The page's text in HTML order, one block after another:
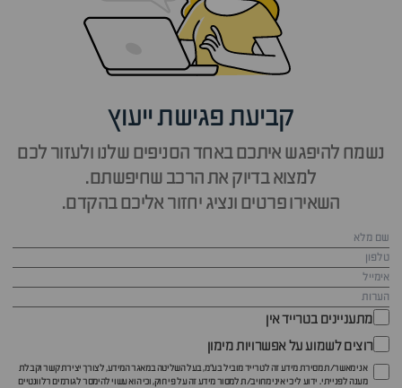
קביעת פגישת ייעוץ
נשמח להיפגש איתכם באחד הסניפים שלנו ולעזור לכם
למצוא בדיוק את הרכב שחיפשתם.
השאירו פרטים ונציג יחזור אליכם בהקדם.
מתעניינים בטרייד אין
רוצים לשמוע על אפשרויות מימון
אני מאשר/ת מסירת מידע זה לטרייד מוביל בע"מ, בעל השליטה במאגר המידע, לצורך יצירת קשר וקבלת
מענה לפנייתי. ידוע לי כי איני מחויב/ת למסור מידע זה על פי חוק, וכי הוא עשוי להימסר לגורמים רלוונטיים